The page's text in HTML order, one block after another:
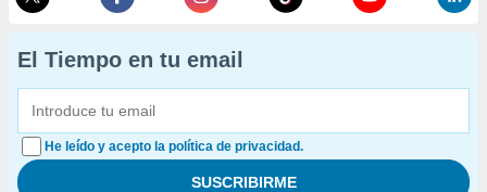
El Tiempo en tu email
He leído y acepto la política de privacidad.